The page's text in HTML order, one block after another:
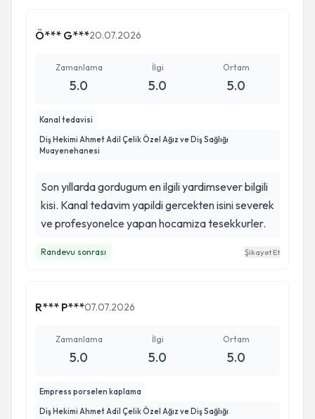
Ö*** G***20.07.2026
Zamanlama
5.0
İlgi
5.0
Ortam
5.0
Kanal tedavisi
Diş Hekimi Ahmet Adil Çelik Özel Ağız ve Diş Sağlığı
Muayenehanesi
Son yıllarda gordugum en ilgili yardimsever bilgili
kisi. Kanal tedavim yapildi gercekten isini severek
ve profesyonelce yapan hocamiza tesekkurler.
Randevu sonrası Şikayet Et
R*** P***07.07.2026
Zamanlama
5.0
İlgi
5.0
Ortam
5.0
Empress porselen kaplama
Diş Hekimi Ahmet Adil Çelik Özel Ağız ve Diş Sağlığı